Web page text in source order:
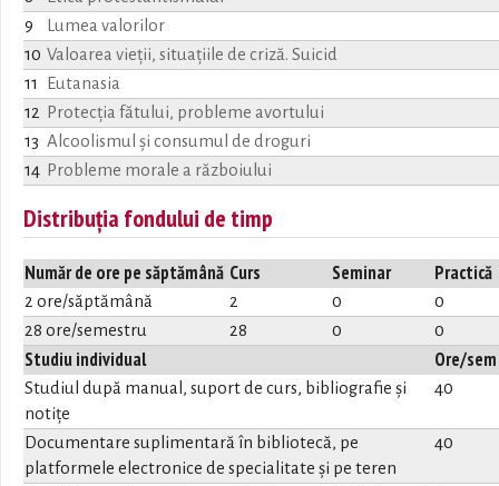
9
Lumea valorilor
10 Valoarea vieţii, situaţiile de criză. Suicid
11
Eutanasia
12
Protecţia fătului, probleme avortului
13 Alcoolismul şi consumul de droguri
14 Probleme morale a războiului
Distribuția fondului de timp
Număr de ore pe săptămână Curs Seminar Practică
2 ore/săptămână 2 0
0
28 ore/semestru
28 0 0
Studiu individual Ore/sem
Studiul după manual, suport de curs, bibliografie și
notițe
40
Documentare suplimentară în bibliotecă, pe
platformele electronice de specialitate și pe teren
40